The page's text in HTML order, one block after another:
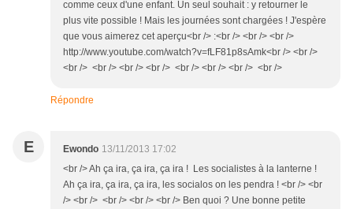
comme ceux d'une enfant. Un seul souhait : y retourner le
plus vite possible ! Mais les journées sont chargées ! J'espère
que vous aimerez cet aperçu<br /> :<br /> <br /> <br />
http://www.youtube.com/watch?v=fLF81p8sAmk<br /> <br />
<br /> <br /> <br /> <br /> <br /> <br /> <br /> <br />
Répondre
E Ewondo 13/11/2013 17:02
<br /> Ah ça ira, ça ira, ça ira ! Les socialistes à la lanterne !
Ah ça ira, ça ira, ça ira, les socialos on les pendra ! <br /> <br
/> <br /> <br /> <br /> <br /> Ben quoi ? Une bonne petite